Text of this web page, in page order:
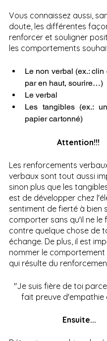
Vous connaissez aussi,
doute, les différentes
renforcer et souligner
les comportements
Le non verbal (ex.:
par en haut, sourire…)
Le verbal
Les tangibles (ex.:
papier cartonné)
Attention!!!
Les renforcements
verbaux sont tout aussi
sinon plus que les
est de développer chez
sentiment de fierté à bien
comporter sans qu'il ne le
contre quelque chose de
échange. De plus, il est
nommer le comportement
qui résulte du
"Je suis fière de toi
fait preuve d'empathie
Ensuite...